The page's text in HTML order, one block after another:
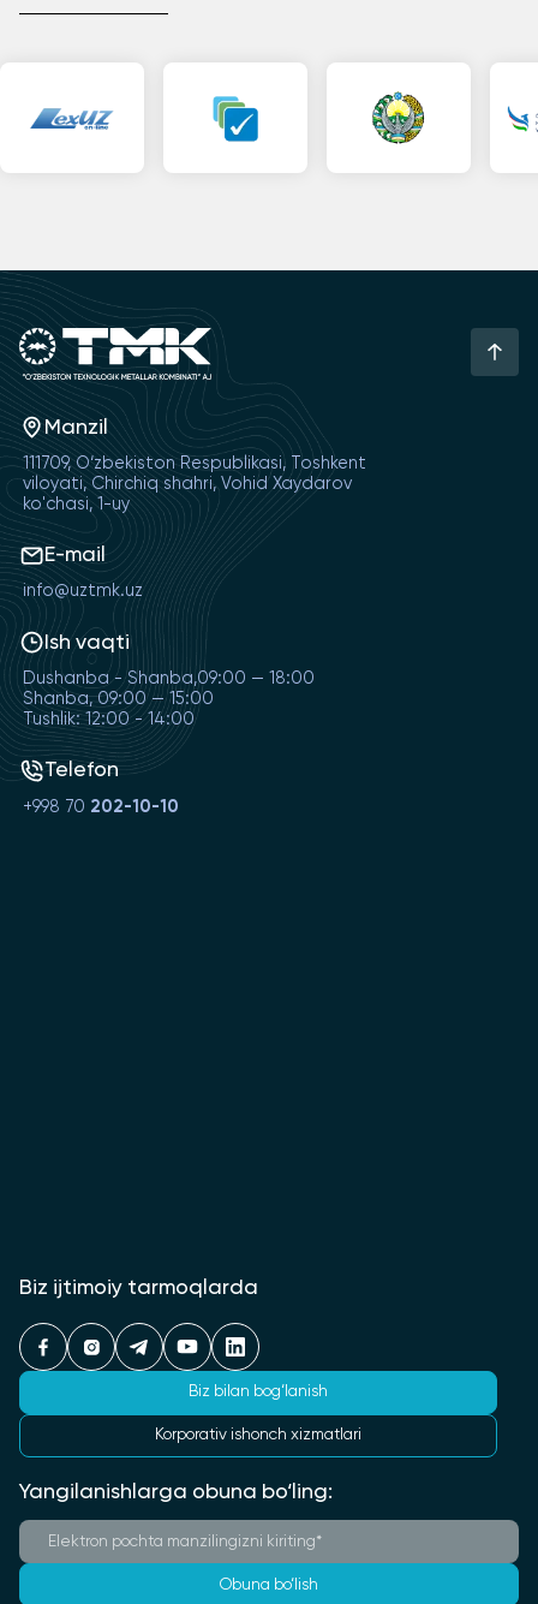
Manzil
111709, O‘zbekiston Respublikasi, Toshkent
viloyati, Chirchiq shahri, Vohid Xaydarov
ko'chasi, 1-uy
E-mail
info@uztmk.uz
Ish vaqti
Dushanba - Shanba,09:00 — 18:00
Shanba, 09:00 — 15:00
Tushlik: 12:00 - 14:00
Telefon
+998 70 202-10-10
Biz ijtimoiy tarmoqlarda
Biz bilan bog‘lanish
Korporativ ishonch xizmatlari
Yangilanishlarga obuna bo‘ling:
Obuna bo‘lish